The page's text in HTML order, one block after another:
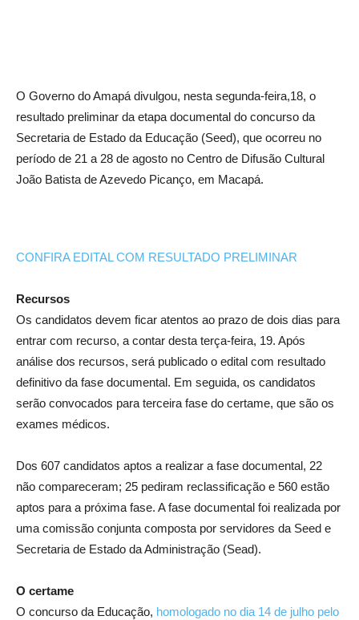
O Governo do Amapá divulgou, nesta segunda-feira,18, o
resultado preliminar da etapa documental do concurso da
Secretaria de Estado da Educação (Seed), que ocorreu no
período de 21 a 28 de agosto no Centro de Difusão Cultural
João Batista de Azevedo Picanço, em Macapá.
CONFIRA EDITAL COM RESULTADO PRELIMINAR
Recursos
Os candidatos devem ficar atentos ao prazo de dois dias para
entrar com recurso, a contar desta terça-feira, 19. Após
análise dos recursos, será publicado o edital com resultado
definitivo da fase documental. Em seguida, os candidatos
serão convocados para terceira fase do certame, que são os
exames médicos.
Dos 607 candidatos aptos a realizar a fase documental, 22
não compareceram; 25 pediram reclassificação e 560 estão
aptos para a próxima fase. A fase documental foi realizada por
uma comissão conjunta composta por servidores da Seed e
Secretaria de Estado da Administração (Sead).
O certame
O concurso da Educação, homologado no dia 14 de julho pelo